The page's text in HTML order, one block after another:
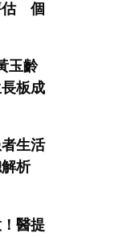
估 個
玉齡
板成
生活
析
醫提